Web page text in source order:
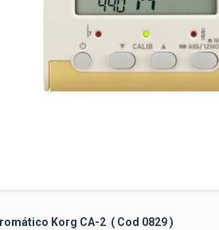
Korg CA-2 ( Cod 0829 )